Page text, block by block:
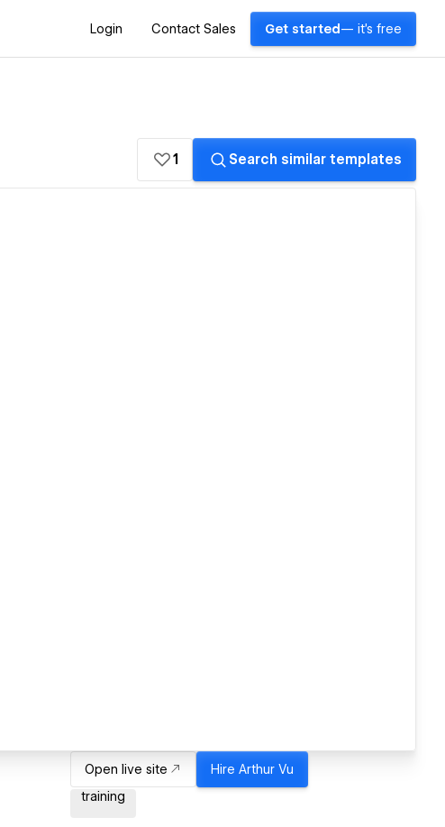
Login Contact Sales Get started — it's free
1 Search similar templates
Open live site Hire Arthur Vu
training